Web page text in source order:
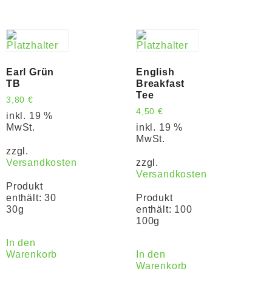
Earl Grün
TB
3,80 €
inkl. 19 %
MwSt.
zzgl.
Versandkosten
Produkt
enthält: 30
30g
In den
Warenkorb
English
Breakfast
Tee
4,50 €
inkl. 19 %
MwSt.
zzgl.
Versandkosten
Produkt
enthält: 100
100g
In den
Warenkorb